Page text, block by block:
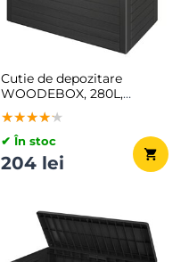
Cutie de depozitare
WOODEBOX, 280L,
120x46x57cm, antracit
★★★★★
★★★★★
★★★★★
✔ În stoc
204 lei